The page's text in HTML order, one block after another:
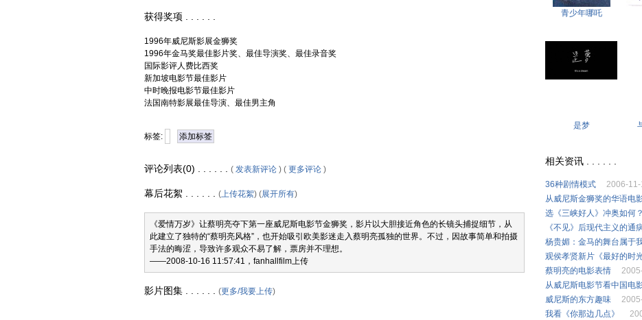
获得奖项 . . . . . .
1996年威尼斯影展金狮奖
1996年金马奖最佳影片奖、最佳导演奖、最佳录音奖
国际影评人费比西奖
新加坡电影节最佳影片
中时晚报电影节最佳影片
法国南特影展最佳导演、最佳男主角
标签: 添加标签
评论列表(0) . . . . . . ( 发表新评论 ) ( 更多评论 )
幕后花絮 . . . . . . (上传花絮) (展开所有)
《爱情万岁》让蔡明亮夺下第一座威尼斯电影节金狮奖，影片以大胆接近角色的长镜头捕捉细节，从
此建立了独特的“蔡明亮风格”，也开始吸引欧美影迷走入蔡明亮孤独的世界。不过，因故事简单和拍摄
手法的晦涩，导致许多观众不易了解，票房并不理想。
——2008-10-16 11:57:41，fanhallfilm上传
影片图集 . . . . . . (更多/我要上传)
青少年哪吒
是梦
相关资讯 . . . . . .
36种剧情模式
2006-11-
从威尼斯金狮奖的华语电
选《三峡好人》冲奥如何？
《不见》后现代主义的通
杨贵媚：金马的舞台属于
观侯孝贤新片《最好的时光
蔡明亮的电影表情
从威尼斯电影节看中国电
威尼斯的东方趣味
我看《你那边几点》